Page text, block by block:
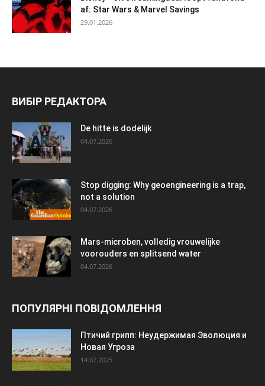
af: Star Wars & Marvel Savings
29.01.2026
ВИБІР РЕДАКТОРА
De hitte is dodelijk
04.07.2026
Stop digging: Why geoengineering is a trap,
not a solution
04.07.2026
Mars-microben, volledig vrouwelijke
voorouders en splitsend water
04.07.2026
ПОПУЛЯРНІ ПОВІДОМЛЕННЯ
Птичий грипп: Неудержимая Эволюция и
Новая Угроза
14.07.2025